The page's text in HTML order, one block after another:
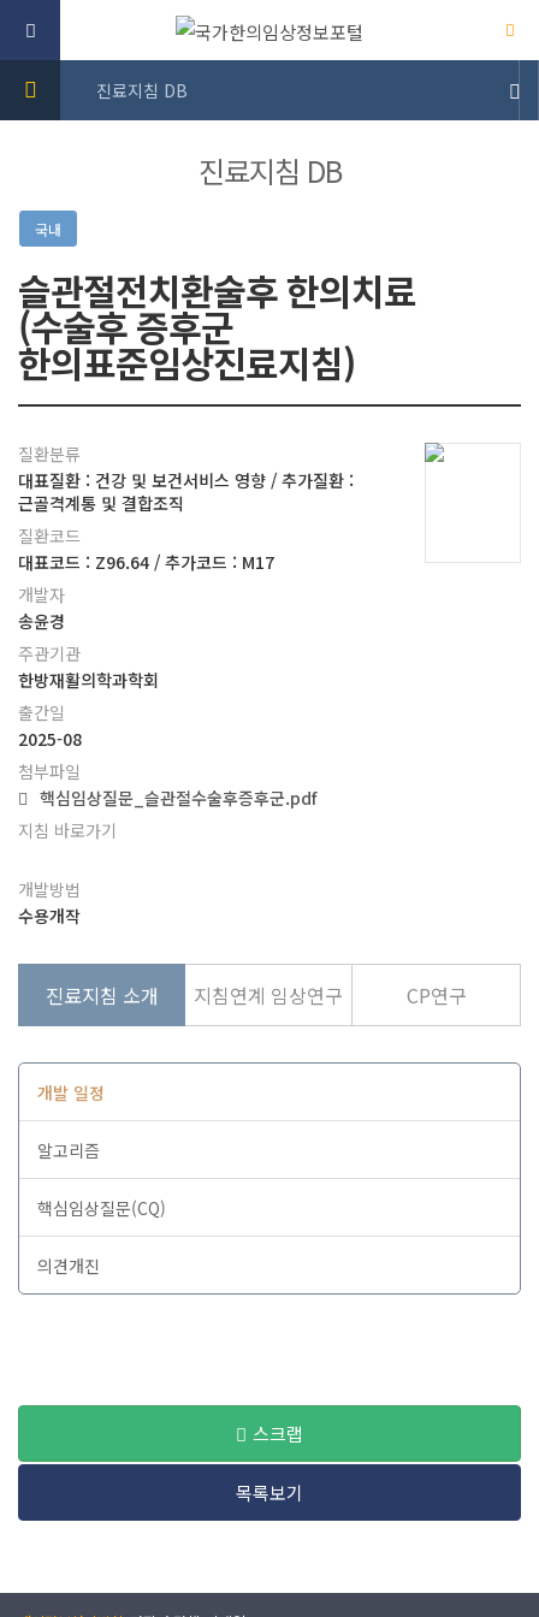
진료지침 DB
진료지침 DB
국내
슬관절전치환술후 한의치료
(수술후 증후군
한의표준임상진료지침)
질환분류
대표질환 : 건강 및 보건서비스 영향 / 추가질환 :
근골격계통 및 결합조직
질환코드
대표코드 : Z96.64 / 추가코드 : M17
개발자
송윤경
주관기관
한방재활의학과학회
출간일
2025-08
첨부파일
핵심임상질문_슬관절수술후증후군.pdf
지침 바로가기
개발방법
수용개작
진료지침 소개 지침연계 임상연구 CP연구
개발 일정
알고리즘
핵심임상질문(CQ)
의견개진
스크랩
목록보기